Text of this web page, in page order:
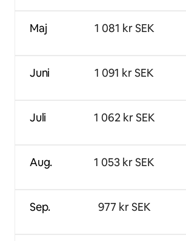
Maj
Juni
Juli
Aug.
Sep.
1 081 kr SEK
1 091 kr SEK
1 062 kr SEK
1 053 kr SEK
977 kr SEK